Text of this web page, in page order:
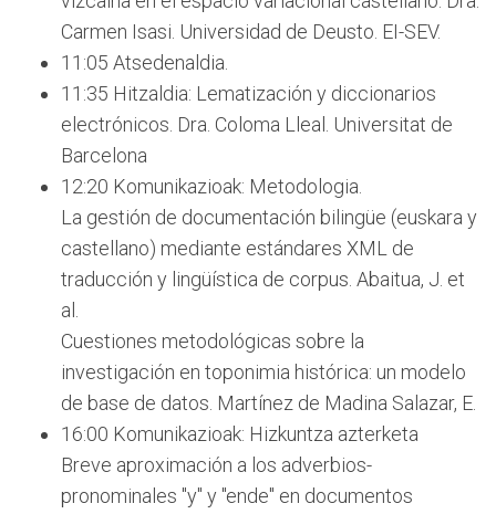
Carmen Isasi. Universidad de Deusto. EI-SEV.
11:05 Atsedenaldia.
11:35 Hitzaldia: Lematización y diccionarios
electrónicos. Dra. Coloma Lleal. Universitat de
Barcelona
12:20 Komunikazioak: Metodologia.
La gestión de documentación bilingüe (euskara y
castellano) mediante estándares XML de
traducción y lingüística de corpus. Abaitua, J. et
al.
Cuestiones metodológicas sobre la
investigación en toponimia histórica: un modelo
de base de datos. Martínez de Madina Salazar, E.
16:00 Komunikazioak: Hizkuntza azterketa
Breve aproximación a los adverbios-
pronominales "y" y "ende" en documentos